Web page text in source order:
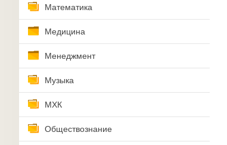
Математика
Медицина
Менеджмент
Музыка
МХК
Обществознание